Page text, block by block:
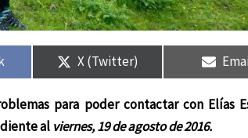
Compartir
en
X (Twitter)
en
para poder contactar con Elías
alviernes, 19 de agosto de 2016.
Compartir
en en